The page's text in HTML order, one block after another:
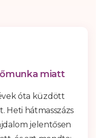
miatt
óta küzdött
Heti hátmasszázs
jelentősen